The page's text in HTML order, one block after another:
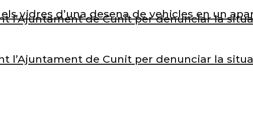
l’Ajuntament de Cunit per denunciar la
vidres d’una desena de vehicles en un
l’Ajuntament de Cunit per denunciar la